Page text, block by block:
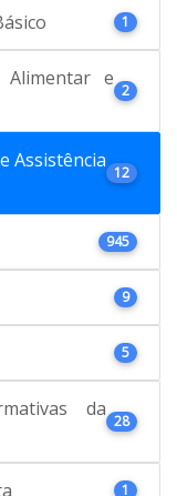
1
Alimentar e
2
Assistência
12
945
9
5
da
28
1